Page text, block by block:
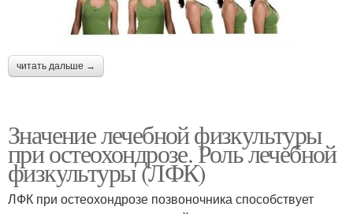
читать дальше →
Значение лечебной физкультуры
при остеохондрозе. Роль лечебной
физкультуры (ЛФК)
ЛФК при остеохондрозе позвоночника способствует